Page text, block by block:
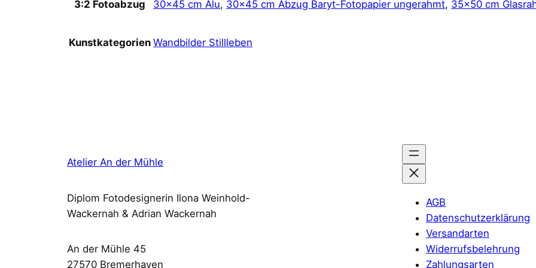
3:2 Fotoabzug 30×45 cm Alu, 30×45 cm Abzug Baryt-Fotopapier ungerahmt, 35×50 cm
Kunstkategorien Wandbilder Stillleben
Atelier An der Mühle
Diplom Fotodesignerin Ilona Weinhold-
Wackernah & Adrian Wackernah
An der Mühle 45
27570 Bremerhaven
AGB
Datenschutzerklärung
Versandarten
Widerrufsbelehrung
Zahlungsarten